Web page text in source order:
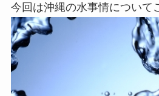
今回は沖縄の水事情について